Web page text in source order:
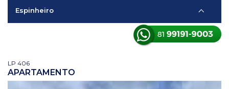
Espinheiro
LP 406
APARTAMENTO